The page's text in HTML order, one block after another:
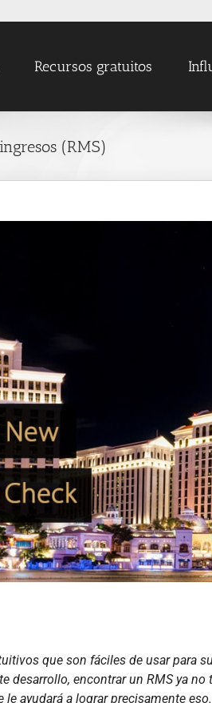
Recursos gratuitos
(RMS)
que son fáciles de usar para
desarrollo, encontrar un RMS ya no
ayudará a lograr precisamente